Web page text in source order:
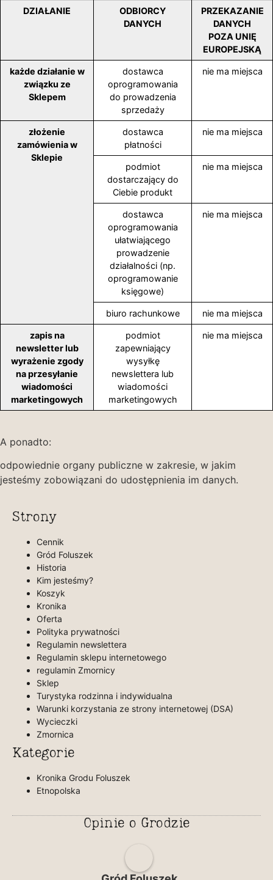
DZIAŁANIE
ODBIORCY
DANYCH
PRZEKAZANIE
DANYCH
POZA UNIĘ
EUROPEJSKĄ
każde działanie w
związku ze
Sklepem
dostawca
oprogramowania
do prowadzenia
sprzedaży
nie ma miejsca
złożenie
zamówienia w
Sklepie
dostawca
płatności
nie ma miejsca
podmiot
dostarczający do
Ciebie produkt
nie ma miejsca
dostawca
oprogramowania
ułatwiającego
prowadzenie
działalności (np.
oprogramowanie
księgowe)
nie ma miejsca
biuro rachunkowe nie ma miejsca
zapis na
newsletter lub
wyrażenie zgody
na przesyłanie
wiadomości
marketingowych
podmiot
zapewniający
wysyłkę
newslettera lub
wiadomości
marketingowych
nie ma miejsca
A ponadto:
odpowiednie organy publiczne w zakresie, w jakim
jesteśmy zobowiązani do udostępnienia im danych.
Strony
Cennik
Gród Foluszek
Historia
Kim jesteśmy?
Koszyk
Kronika
Oferta
Polityka prywatności
Regulamin newslettera
Regulamin sklepu internetowego
regulamin Zmornicy
Sklep
Turystyka rodzinna i indywidualna
Warunki korzystania ze strony internetowej (DSA)
Wycieczki
Zmornica
Kategorie
Kronika Grodu Foluszek
Etnopolska
Opinie o Grodzie